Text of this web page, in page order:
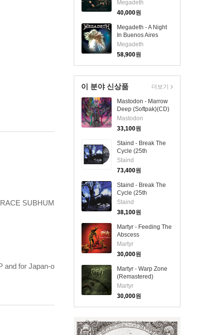
Recording (2CD)
Megadeth
40,000원
Megadeth - A Night
In Buenos Aires
(2SHM-CD)(일본반)
Megadeth
58,900원
이 분야 신상품
Mastodon - Marrow
Deep (Softpak)(CD)
Mastodon
33,100원
Staind - Break The
Cycle (25th
Anniversary Live)
(Ltd)(140g Colored
LP)
Staind
73,400원
Staind - Break The
Cycle (25th
Anniversary Live)
(CD)
Staind
38,100원
Martyr - Feeding The
Abscess
(Remastered)
(Remixed)(CD)
Martyr
30,000원
Martyr - Warp Zone
(Remastered)
(Remixed)(CD)
Martyr
30,000원
더보기
SUBHUM
and for Japan-o